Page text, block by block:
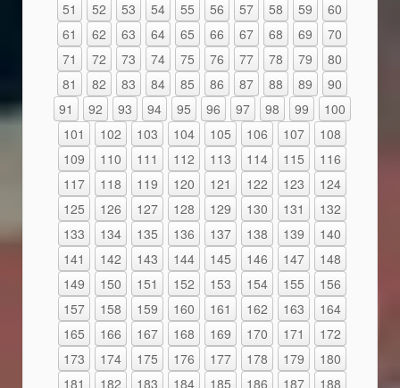
51
52 53 54 55 56 57 58 59
60
61
62 63 64 65 66 67 68 69
70
71
72 73 74 75 76 77 78 79
80
81
82 83 84 85 86 87 88 89
90
91
92 93 94 95 96 97 98 99
100
101
102 103 104 105 106 107
108
109
110 111 112 113 114 115
116
117
118 119 120 121 122 123
124
125
126 127 128 129 130 131
132
133
134 135 136 137 138 139
140
141
142 143 144 145 146 147
148
149
150 151 152 153 154 155
156
157
158 159 160 161 162 163
164
165
166 167 168 169 170 171
172
173
174 175 176 177 178 179
180
181
182 183 184 185 186 187
188